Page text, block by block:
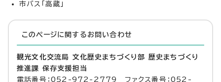
市バス「高蔵」
このページに関する お問い合わせ
観光文化交流局 文化歴史まちづくり部 歴史まちづくり
推進課 保存支援担当
電話番号：052-972-2779 ファクス番号：052-